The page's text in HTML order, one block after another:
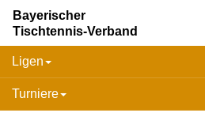
Bayerischer
Tischtennis-Verband
Ligen
Turniere